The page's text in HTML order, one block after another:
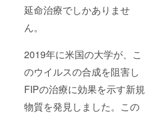
延命治療でしかありませ
ん。
2019年に米国の大学が、こ
のウイルスの合成を阻害し
FIPの治療に効果を示す新規
物質を発見しました。この